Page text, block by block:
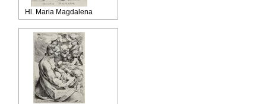
Hl. Maria Magdalena